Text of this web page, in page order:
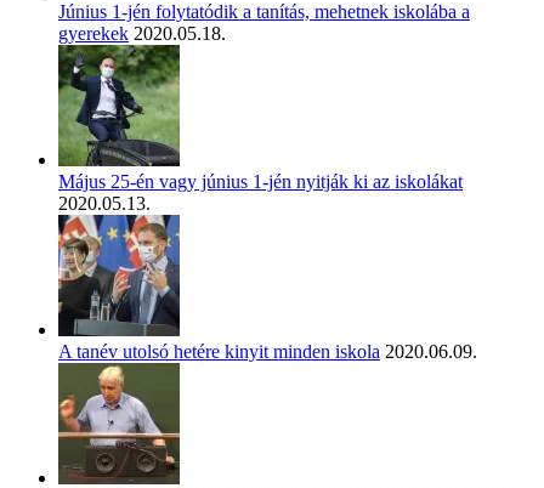
Június 1-jén folytatódik a tanítás, mehetnek iskolába a
gyerekek 2020.05.18.
Május 25-én vagy június 1-jén nyitják ki az iskolákat
2020.05.13.
A tanév utolsó hetére kinyit minden iskola 2020.06.09.